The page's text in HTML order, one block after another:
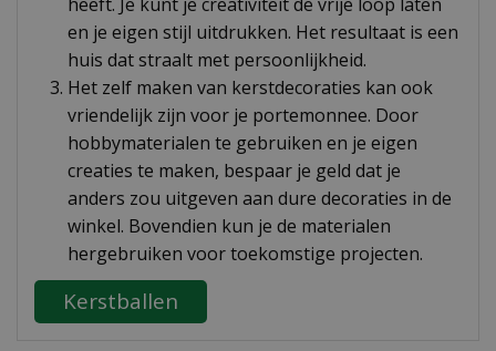
en je eigen stijl uitdrukken. Het resultaat is een
huis dat straalt met persoonlijkheid.
Het zelf maken van kerstdecoraties kan ook
vriendelijk zijn voor je portemonnee. Door
hobbymaterialen te gebruiken en je eigen
creaties te maken, bespaar je geld dat je
anders zou uitgeven aan dure decoraties in de
winkel. Bovendien kun je de materialen
hergebruiken voor toekomstige projecten.
Kerstballen